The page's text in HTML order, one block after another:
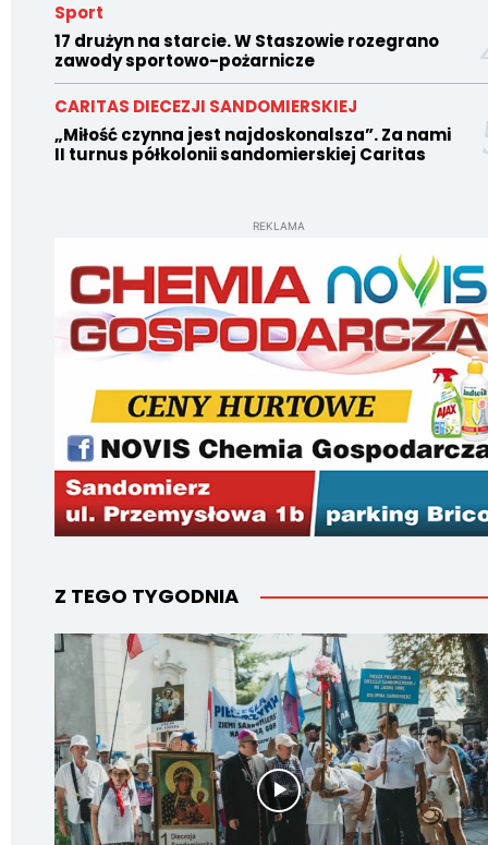
Sport
17 drużyn na starcie. W Staszowie rozegrano
zawody sportowo-pożarnicze
CARITAS DIECEZJI SANDOMIERSKIEJ
„Miłość czynna jest najdoskonalsza”. Za nami
II turnus półkolonii sandomierskiej Caritas
REKLAMA
Z TEGO TYGODNIA